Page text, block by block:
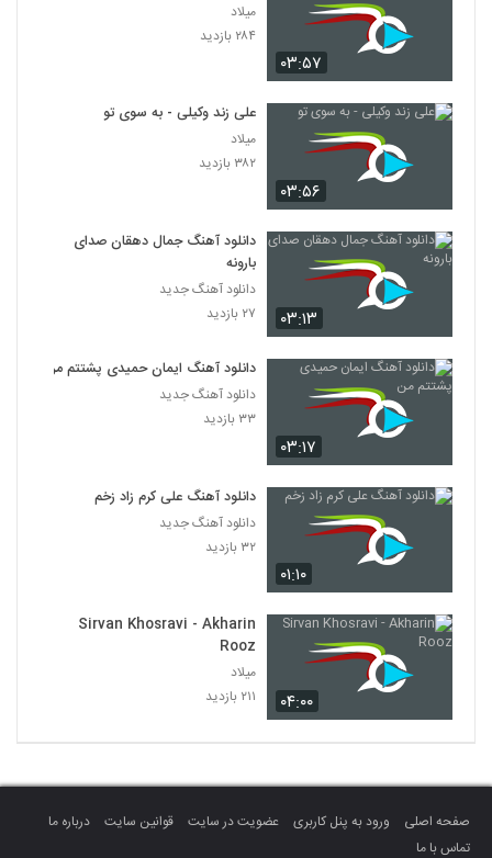
۰۳:۵۷
میلاد
۲۸۴ بازدید
۰۳:۵۶
علی زند وکیلی - به سوی تو
میلاد
۳۸۲ بازدید
۰۳:۱۳
دانلود آهنگ جمال دهقان صدای
بارونه
دانلود آهنگ جدید
۲۷ بازدید
۰۳:۱۷
دانلود آهنگ ایمان حمیدی پشتتم من
دانلود آهنگ جدید
۳۳ بازدید
۰۱:۱۰
دانلود آهنگ علی کرم زاد زخم
دانلود آهنگ جدید
۳۲ بازدید
۰۴:۰۰
Sirvan Khosravi - Akharin
Rooz
میلاد
۲۱۱ بازدید
صفحه اصلی ورود به پنل کاربری عضویت در سایت قوانین سایت
درباره ما
تماس با ما